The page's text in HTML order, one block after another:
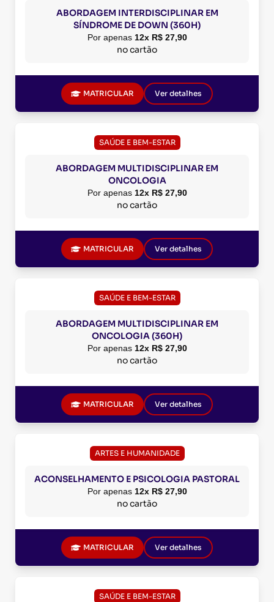
ABORDAGEM INTERDISCIPLINAR EM
SÍNDROME DE DOWN (360H)
Por apenas 12x R$ 27,90
no cartão
MATRICULAR Ver detalhes
SAÚDE E BEM-ESTAR
ABORDAGEM MULTIDISCIPLINAR EM
ONCOLOGIA
Por apenas 12x R$ 27,90
no cartão
MATRICULAR Ver detalhes
SAÚDE E BEM-ESTAR
ABORDAGEM MULTIDISCIPLINAR EM
ONCOLOGIA (360H)
Por apenas 12x R$ 27,90
no cartão
MATRICULAR Ver detalhes
ARTES E HUMANIDADE
ACONSELHAMENTO E PSICOLOGIA PASTORAL
Por apenas 12x R$ 27,90
no cartão
MATRICULAR Ver detalhes
SAÚDE E BEM-ESTAR